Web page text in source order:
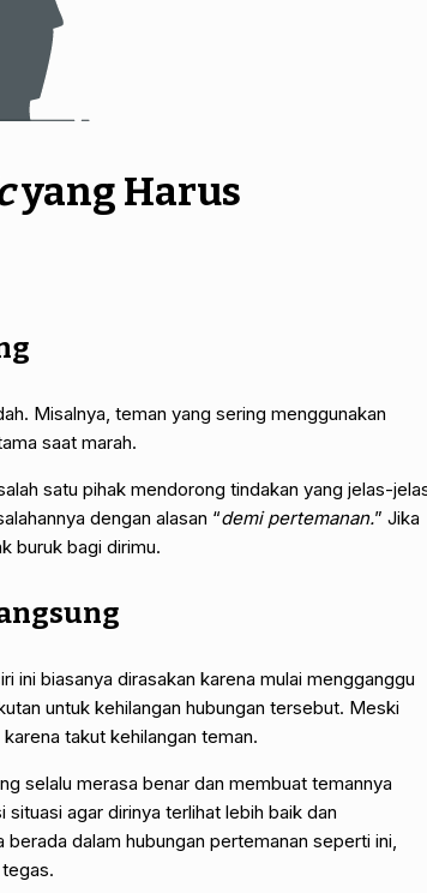
yang Harus
Misalnya, teman yang sering menggunakan
saat marah.
satu pihak mendorong tindakan yang jelas-
dengan alasan “demi pertemanan.” Jika
buruk bagi dirimu.
ini biasanya dirasakan karena mulai mengganggu
untuk kehilangan hubungan tersebut. Meski
takut kehilangan teman.
selalu merasa benar dan membuat temannya
agar dirinya terlihat lebih baik dan
dalam hubungan pertemanan seperti ini,